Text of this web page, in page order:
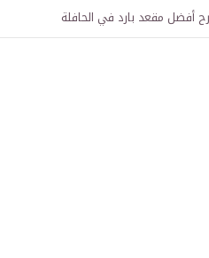
في دمشق.. منح دراسية واعتراف بالشهادات